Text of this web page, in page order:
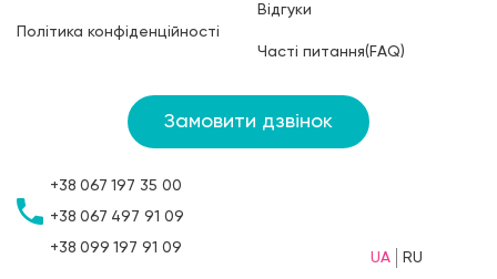
Політика конфіденційності
Відгуки
Часті питання(FAQ)
Замовити дзвінок
+38 067 197 35 00
+38 067 497 91 09
+38 099 197 91 09
UA RU